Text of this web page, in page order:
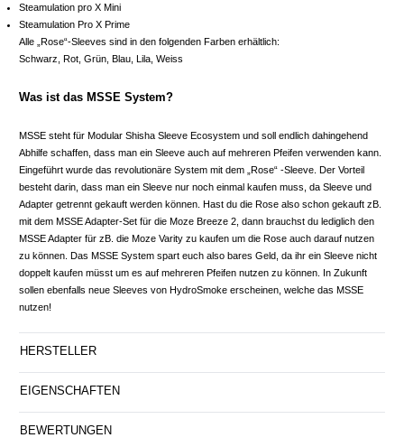
Steamulation pro X Mini
Steamulation Pro X Prime
Alle „Rose“-Sleeves sind in den folgenden Farben erhältlich:
Schwarz, Rot, Grün, Blau, Lila, Weiss
Was ist das MSSE System?
MSSE steht für Modular Shisha Sleeve Ecosystem und soll endlich dahingehend
Abhilfe schaffen, dass man ein Sleeve auch auf mehreren Pfeifen verwenden kann.
Eingeführt wurde das revolutionäre System mit dem „Rose“ -Sleeve. Der Vorteil
besteht darin, dass man ein Sleeve nur noch einmal kaufen muss, da Sleeve und
Adapter getrennt gekauft werden können. Hast du die Rose also schon gekauft zB.
mit dem MSSE Adapter-Set für die Moze Breeze 2, dann brauchst du lediglich den
MSSE Adapter für zB. die Moze Varity zu kaufen um die Rose auch darauf nutzen
zu können. Das MSSE System spart euch also bares Geld, da ihr ein Sleeve nicht
doppelt kaufen müsst um es auf mehreren Pfeifen nutzen zu können. In Zukunft
sollen ebenfalls neue Sleeves von HydroSmoke erscheinen, welche das MSSE
nutzen!
HERSTELLER
EIGENSCHAFTEN
BEWERTUNGEN